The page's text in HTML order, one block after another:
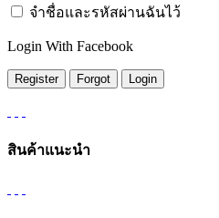
จำชื่อและรหัสผ่านฉันไว้
Login With Facebook
สินค้าแนะนำ